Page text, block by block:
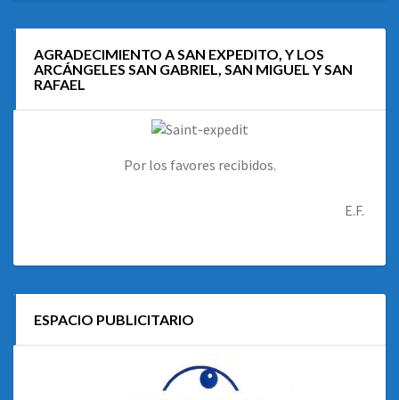
AGRADECIMIENTO A SAN EXPEDITO, Y LOS
ARCÁNGELES SAN GABRIEL, SAN MIGUEL Y SAN
RAFAEL
Por los favores recibidos.
E.F.
ESPACIO PUBLICITARIO